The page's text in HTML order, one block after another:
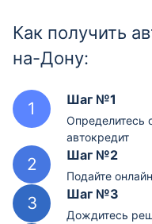
Как получить
на-Дону:
Шаг №1
Определитесь
автокредит
Шаг №2
Подайте
Шаг №3
Дождитесь